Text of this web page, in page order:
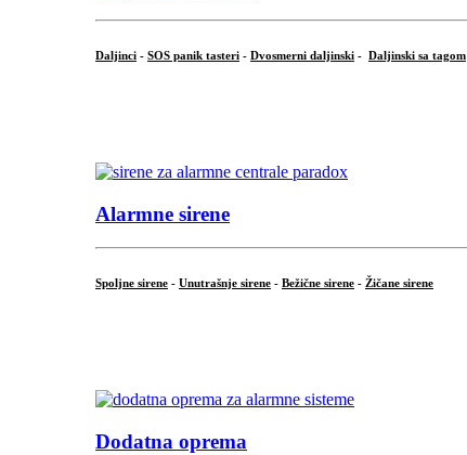
Daljinci - SOS panik tasteri - Dvosmerni daljinski - Daljinski sa tagom
Alarmne sirene
Spoljne sirene - Unutrašnje sirene - Bežične sirene - Žičane sirene
Dodatna oprema